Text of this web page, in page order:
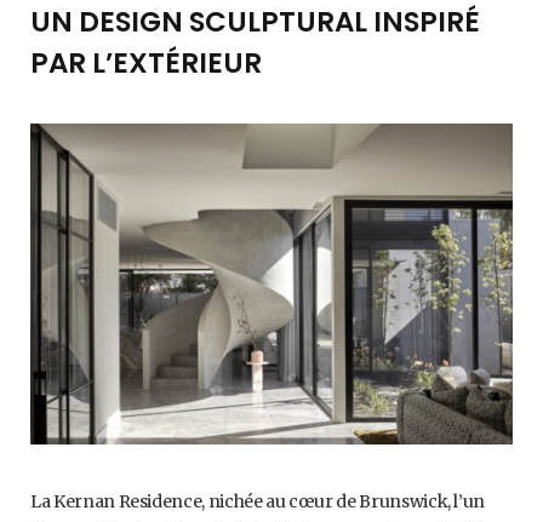
UN DESIGN SCULPTURAL INSPIRÉ
PAR L’EXTÉRIEUR
La Kernan Residence, nichée au cœur de Brunswick, l’un